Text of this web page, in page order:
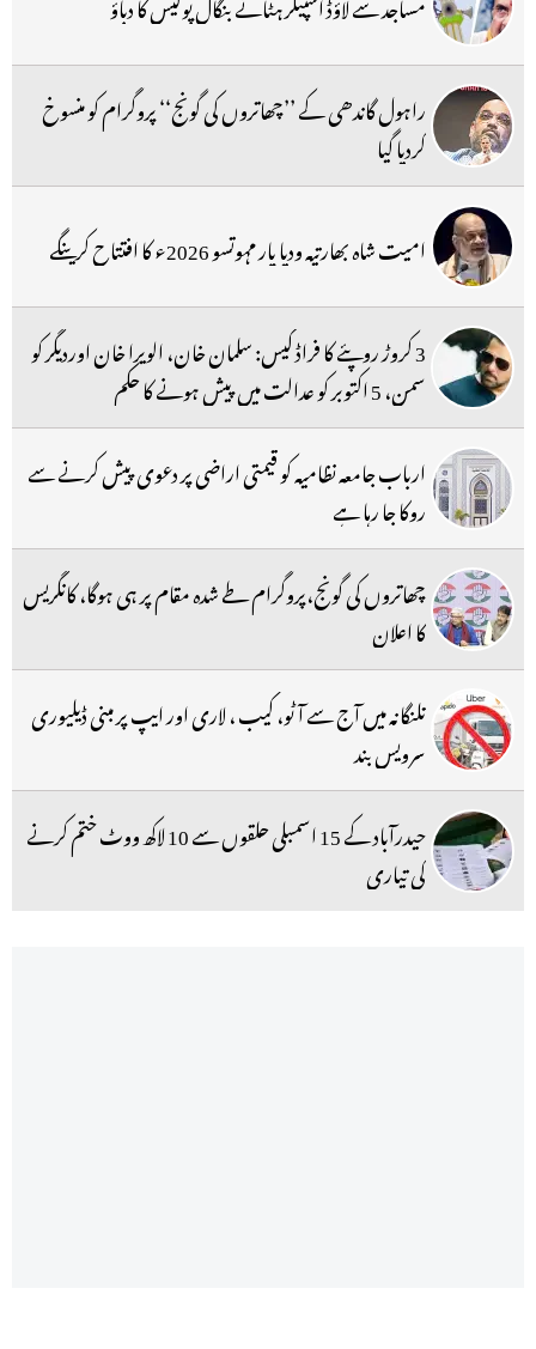
راہول گاندھی کے ’’چھاتروں کی گونج‘‘ پروگرام کو منسوخ
کردیا گیا
امیت شاہ بھارتیہ ودیا پار مہوتسو 2026ء کا افتتاح کرینگے
3 کروڑ روپئے کا فراڈ کیس: سلمان خان، الویرا خان اوردیگر کو
سمن، 5 اکتوبر کو عدالت میں پیش ہونے کا حکم
ارباب جامعہ نظامیہ کو قیمتی اراضی پر دعوی پیش کرنے سے
روکا جا رہا ہے
چھاتروں کی گونج،پروگرام طے شدہ مقام پر ہی ہوگا، کانگریس
کا اعلان
تلنگانہ میں آج سے آٹو، کیب ، لاری اور ایپ پر مبنی ڈیلیوری
سرویس بند
حیدرآباد کے 15 اسمبلی حلقوں سے 10 لاکھ ووٹ ختم کرنے
کی تیاری